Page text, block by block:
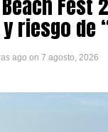
riesgo de
ago on 7 agosto, 2026